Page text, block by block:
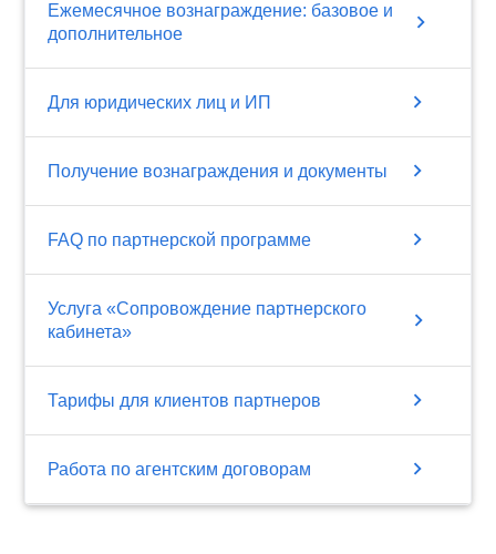
Ежемесячное вознаграждение: базовое и
дополнительное
chevron_right
Для юридических лиц и ИП chevron_right
Получение вознаграждения и документы chevron_right
FAQ по партнерской программе chevron_right
Услуга «Сопровождение партнерского
кабинета»
chevron_right
Тарифы для клиентов партнеров chevron_right
Работа по агентским договорам chevron_right